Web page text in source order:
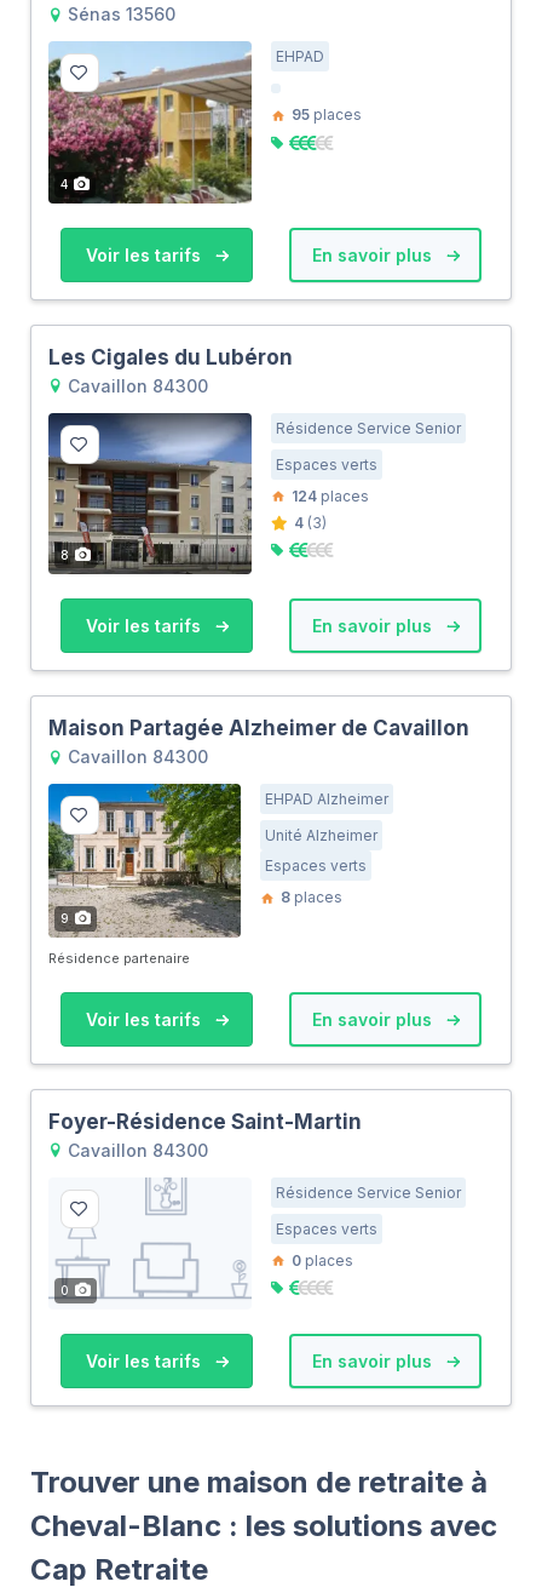
Sénas 13560
4
EHPAD
95 places
Voir les tarifs En savoir plus
Les Cigales du Lubéron
Cavaillon 84300
8
Résidence Service Senior
Espaces verts
124 places
4 (3)
Voir les tarifs En savoir plus
Maison Partagée Alzheimer de Cavaillon
Cavaillon 84300
9
EHPAD Alzheimer
Unité Alzheimer
Espaces verts
8 places
Résidence partenaire
Voir les tarifs En savoir plus
Foyer-Résidence Saint-Martin
Cavaillon 84300
0
Résidence Service Senior
Espaces verts
0 places
Voir les tarifs En savoir plus
Trouver une maison de retraite à
Cheval-Blanc : les solutions avec
Cap Retraite